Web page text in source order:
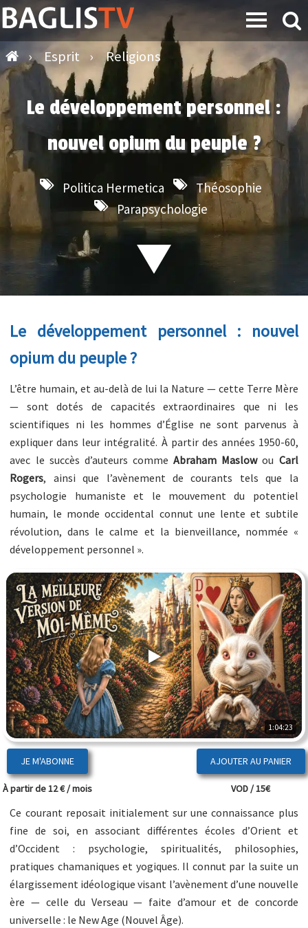
› Esprit › Religions
Le développement personnel :
nouvel opium du peuple ?
Politica Hermetica
Théosophie
Parapsychologie
Le développement personnel : nouvel
opium du peuple ?
L’être humain, et au-delà de lui la Nature — cette Terre Mère
— sont dotés de capacités extraordinaires que ni les
scientifiques ni les hommes d’Église ne sont parvenus à
expliquer dans leur intégralité. À partir des années 1950-60,
avec le succès d’auteurs commeAbraham Maslowou Carl
Rogers, ainsi que l’avènement de courants tels que la
psychologie humaniste et le mouvement du potentiel
humain, le monde occidental connut une lente et subtile
révolution, dans le calme et la bienveillance, nommée «
développement personnel ».
1:04:23
JE M'ABONNE
À partir de 12 € / mois VOD / 15€
Ce courant reposait initialement sur une connaissance plus
fine de soi, en associant différentes écoles d’Orient et
d’Occident : psychologie, spiritualités, philosophies,
pratiques chamaniques et yogiques. Il connut par la suite un
élargissement idéologique visant l’avènement d’une nouvelle
ère — celle du Verseau — faite d’amour et de concorde
universelle : le New Age (Nouvel Âge).